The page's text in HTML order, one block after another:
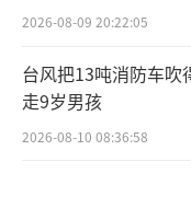
2026-08-09 20:22:05
台风把13吨消防车吹
走9岁男孩
2026-08-10 08:36:58